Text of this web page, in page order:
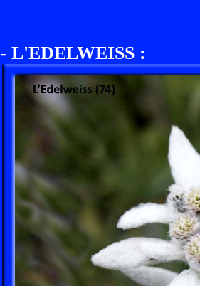
- L'EDELWEISS :